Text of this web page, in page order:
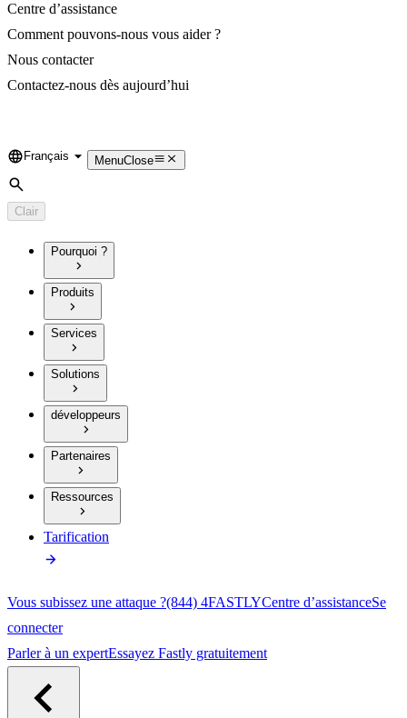
Centre d’assistance
Comment pouvons-nous vous aider ?
Nous contacter
Contactez-nous dès aujourd’hui
Language
Français MenuClose
Rechercher
Clair
Pourquoi ?
Produits
Services
Solutions
développeurs
Partenaires
Ressources
Tarification
Vous subissez une attaque ?(844) 4FASTLYCentre d’assistanceSe
connecter
Parler à un expertEssayez Fastly gratuitement